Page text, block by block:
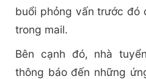
buổi phỏng vấn trước đó
trong mail.
Bên cạnh đó, nhà
thông báo đến những